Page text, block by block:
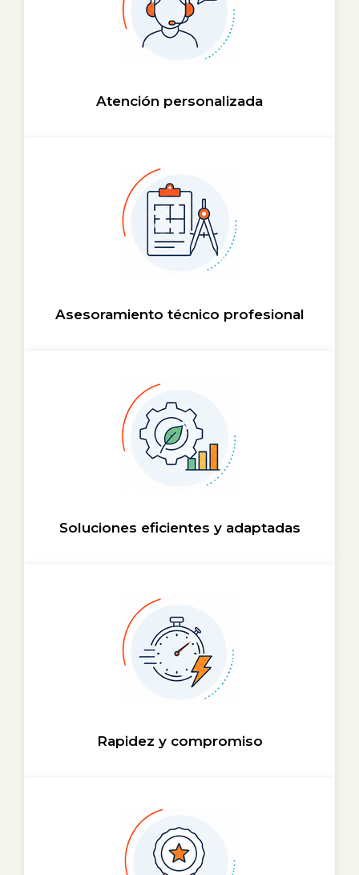
Atención personalizada
Asesoramiento técnico profesional
Soluciones eficientes y adaptadas
Rapidez y compromiso